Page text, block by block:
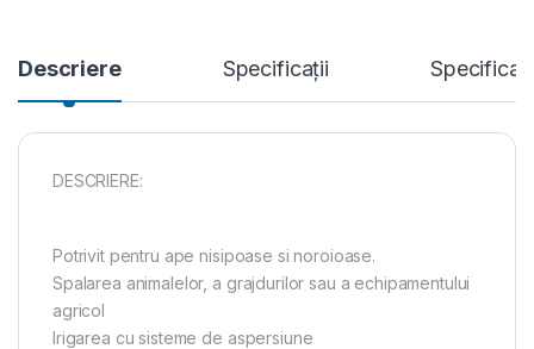
Descriere Specificații
DESCRIERE:
Potrivit pentru ape nisipoase si noroioase.
Spalarea animalelor, a grajdurilor sau a echipamentului
agricol
Irigarea cu sisteme de aspersiune